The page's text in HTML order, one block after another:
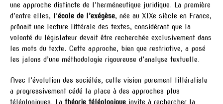
une approche distincte de l’herméneutique juridique. La première
d’entre elles, l’école de l’exégèse, née au XIXe siècle en France,
prônait une lecture littérale des textes, considérant que la
volonté du législateur devait être recherchée exclusivement dans
les mots du texte. Cette approche, bien que restrictive, a posé
les jalons d’une méthodologie rigoureuse d’analyse textuelle.
Avec l’évolution des sociétés, cette vision purement littéraliste
a progressivement cédé la place à des approches plus
téléologiques. La théorie téléologique invite à rechercher la